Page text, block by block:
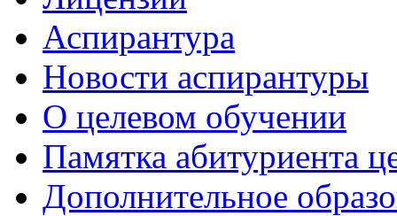
Аспирантура
Новости аспирантуры
О целевом обучении
Памятка абитуриента
Дополнительное